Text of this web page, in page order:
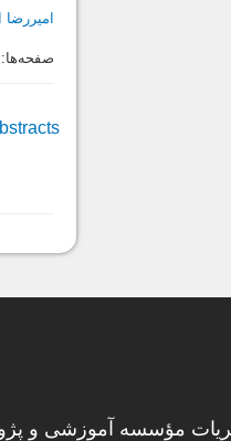
صفحه‌ها:
مؤسسه آموزشی و